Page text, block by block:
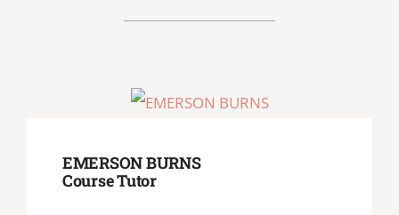
EMERSON BURNS
Course Tutor